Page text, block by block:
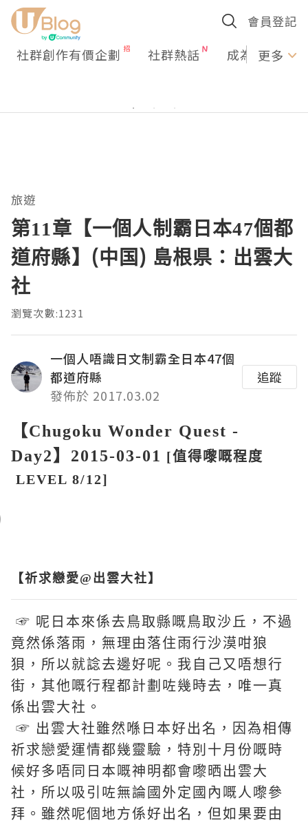
會員登記
社群創作有價企劃 社群熱話 成為U更多
旅遊
第11章【一個人制霸日本47個都
道府縣】(中国) 島根県：出雲大
社
瀏覽次數:1231
一個人唔識日文制霸全日本47個
都道府縣
發佈於 2017.03.02
追蹤
【Chugoku Wonder Quest -
Day2 】2015-03-01 [值得嚟嘅程度
LEVEL 8/12]
【祈求戀愛@出雲大社】
☞ 呢日本來係去鳥取縣嘅鳥取沙丘，不過
竟然係落雨，無理由落住雨行沙漠咁狼
狽，所以就諗去邊好呢。我自己又唔想行
街，其他嘅行程都計劃咗幾時去，唯一真
係出雲大社。
☞ 出雲大社雖然喺日本好出名，因為相傳
祈求戀愛運情都幾靈驗，特別十月份嘅時
候好多唔同日本嘅神明都會嚟晒出雲大
社，所以吸引咗無論國外定國內嘅人嚟參
拜。雖然呢個地方係好出名，但如果要由